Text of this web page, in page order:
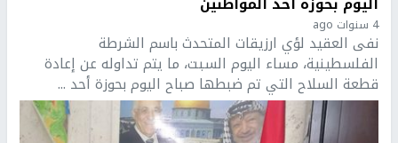
4 سنوات ago
نفى العقيد لؤي ارزيقات المتحدث باسم الشرطة
الفلسطينية، مساء اليوم السبت، ما يتم تداوله عن إعادة
قطعة السلاح التي تم ضبطها صباح اليوم بحوزة أحد ...